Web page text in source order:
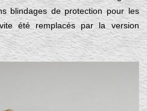
blindages de protection pour les
été remplacés par la version